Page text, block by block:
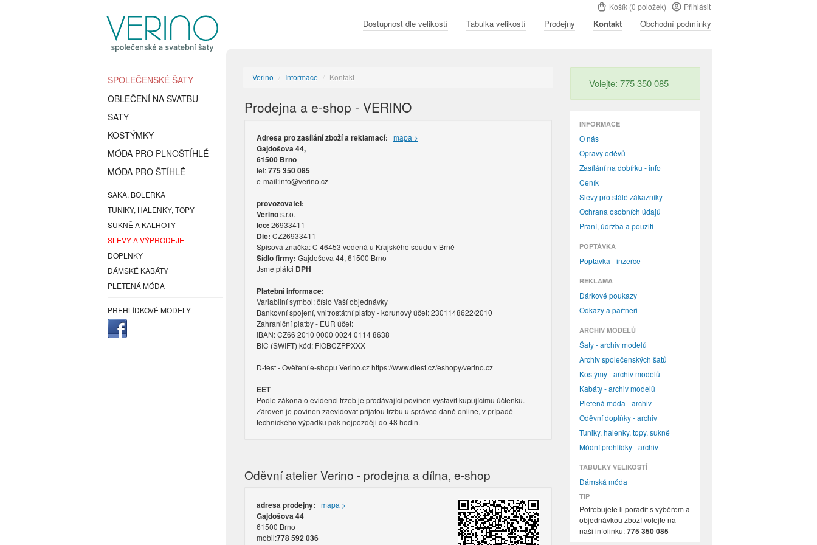
Verino / Informace / Kontakt
Prodejna a e-shop - VERINO
Adresa pro zasílání zboží a reklamací: mapa >
Gajdošova 44,
61500 Brno
tel:775 350 085
e-mail:info@verino.cz
provozovatel:
Verinos.r.o.
Ičo: 26933411
Dič: CZ26933411
Spisová značka: C 46453 vedená u Krajského soudu v Brně
Sídlo firmy: Gajdošova 44, 61500 Brno
Jsme plátci DPH
Platební informace:
Variabilní symbol: číslo Vaší objednávky
Bankovní spojení, vnitrostátní platby - korunový účet: 2301148622/2010
Zahraniční platby - EUR účet:
IBAN: CZ66 2010 0000 0024 0114 8638
BIC (SWIFT) kód: FIOBCZPPXXX
D-test - Ověření e-shopu Verino.cz https://www.dtest.cz/eshopy/verino.cz
EET
Podle zákona o evidenci tržeb je prodávající povinen vystavit kupujícímu účtenku.
Zároveň je povinen zaevidovat přijatou tržbu u správce daně online, v případě
technického výpadku pak nejpozději do 48 hodin.
Oděvní atelier Verino - prodejna a dílna, e-shop
adresa prodejny: mapa >
Gajdošova 44
61500 Brno
mobil:778 592 036
Volejte: 775 350 085
INFORMACE
O nás
Opravy oděvů
Zasílání na dobírku - info
Ceník
Slevy pro stálé zákazníky
Ochrana osobních údajů
Praní, údržba a použití
POPTÁVKA
Poptavka - inzerce
REKLAMA
Dárkové poukazy
Odkazy a partneři
ARCHIV MODELŮ
Šaty - archiv modelů
Archiv společenských šatů
Kostýmy - archiv modelů
Kabáty - archiv modelů
Pletená móda - archiv
Oděvní doplňky - archiv
Tuniky, halenky, topy, sukně
Módní přehlídky - archiv
TABULKY VELIKOSTÍ
Dámská móda
TIP
Potřebujete li poradit s výběrem a
objednávkou zboží volejte na
naši infolinku:775 350 085
SPOLEČENSKÉ ŠATY
OBLEČENÍ NA SVATBU
ŠATY
KOSTÝMKY
MÓDA PRO PLNOŠTÍHLÉ
MÓDA PRO ŠTÍHLÉ
SAKA, BOLERKA
TUNIKY, HALENKY, TOPY
SUKNĚ A KALHOTY
SLEVY A VÝPRODEJE
DOPLŇKY
DÁMSKÉ KABÁTY
PLETENÁ MÓDA
PŘEHLÍDKOVÉ MODELY
Košík (0 položek) Přihlásit
Obchodní podmínky
Kontakt
Prodejny
Tabulka velikostí
Dostupnost dle velikostí